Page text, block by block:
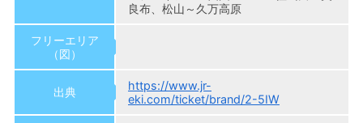
良布、松山～久万高原
フリーエリア
（図）
出典
https://www.jr-
eki.com/ticket/brand/2-5IW